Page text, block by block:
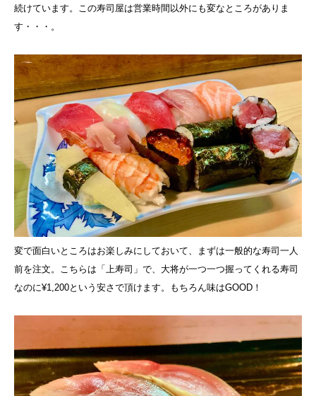
続けています。この寿司屋は営業時間以外にも変なところがありま
す・・・。
変で面白いところはお楽しみにしておいて、まずは一般的な寿司一人
前を注文。こちらは「上寿司」で、大将が一つ一つ握ってくれる寿司
なのに¥1,200という安さで頂けます。もちろん味はGOOD！